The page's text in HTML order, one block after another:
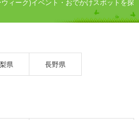
ィーク)イベント・おでかけスポットを探
県 長野県